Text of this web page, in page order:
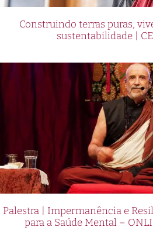
Construindo terras puras,
sustentabilidade |
Palestra | Impermanência e
para a Saúde Mental –